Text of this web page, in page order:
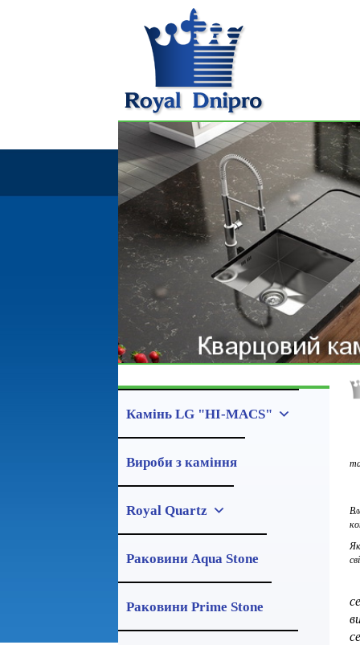
Камінь LG "HI-MACS"
Вироби з каміння
Royal Quartz
Раковини Aqua Stone
Раковини Prime Stone